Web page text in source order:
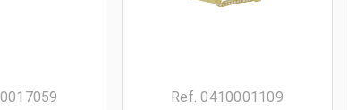
Ref. 0410001109